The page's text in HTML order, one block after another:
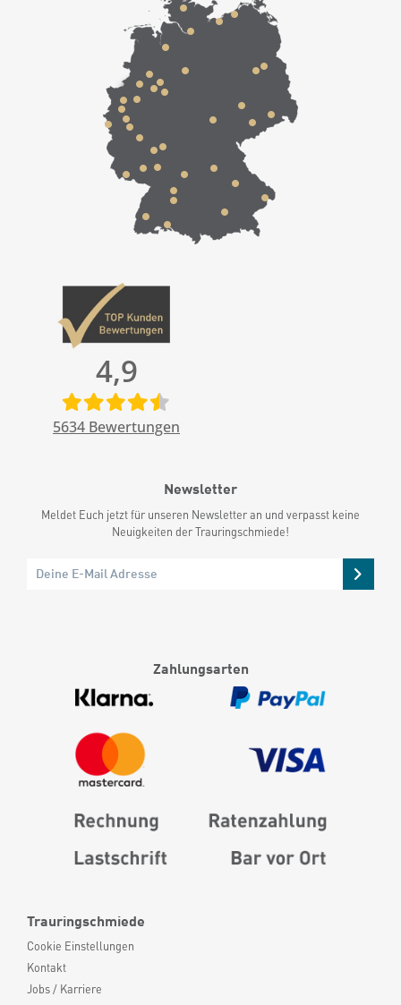
Trauringschmiede
Cookie Einstellungen
Kontakt
Jobs / Karriere
4,9
5634 Bewertungen
Newsletter
Meldet Euch jetzt für unseren Newsletter an und verpasst keine
Neuigkeiten der Trauringschmiede!
Zahlungsarten